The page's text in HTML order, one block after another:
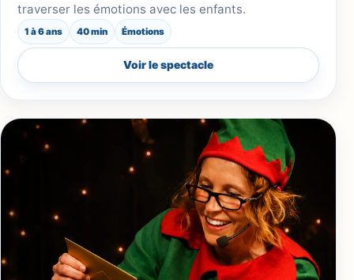
traverser les émotions avec les enfants.
1 à 6 ans 40 min Émotions
Voir le spectacle